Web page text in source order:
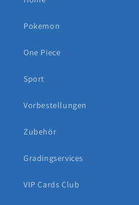
Pokemon
One Piece
Sport
Vorbestellungen
Zubehör
Gradingservices
VIP Cards Club